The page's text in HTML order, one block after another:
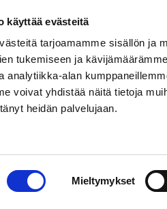
käyttää evästeitä
tarjoamamme sisällön ja
tukemiseen ja
analytiikka-alan
voivat yhdistää näitä tietoja
heidän palvelujaan.
Mieltymykset
YHTEYSTIEDOT
Puh: 02 01 555 600
sportshop@vaasansport.fi